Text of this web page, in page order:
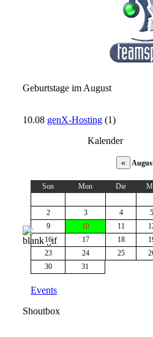
Geburtstage im August
10.08 genX-Hosting (1)
Kalender
Son Mon Die
2
3 4 5
9
10 11
16
17 18
23
24 25
30
31
Events
Shoutbox